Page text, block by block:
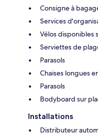
Consigne à
Services
Vélos disponibles
Serviettes de
Parasols
Chaises longues
Parasols
Bodyboard sur
Installations
Distributeur